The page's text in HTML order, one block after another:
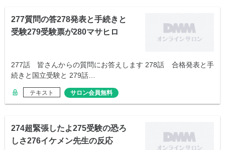
277質問の答278発表と手続きと
受験279受験票が280マサヒロ
277話 皆さんからの質問にお答えします 278話 合格発表と手
続きと国立受験と 279話…
テキスト サロン会員無料
274超緊張したよ275受験の恐ろ
しさ276イケメン先生の反応